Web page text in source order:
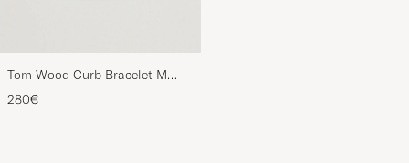
Tom Wood Curb Bracelet M
Silver
280€